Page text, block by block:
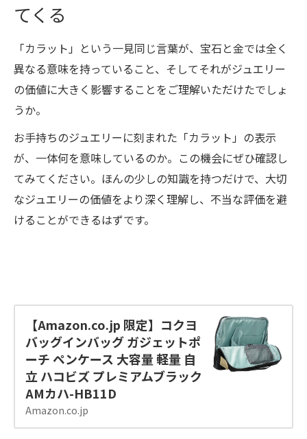
てくる
「カラット」という一見同じ言葉が、宝石と金では全く
異なる意味を持っていること、そしてそれがジュエリー
の価値に大きく影響することをご理解いただけたでしょ
うか。
お手持ちのジュエリーに刻まれた「カラット」の表示
が、一体何を意味しているのか。この機会にぜひ確認し
てみてください。ほんの少しの知識を持つだけで、大切
なジュエリーの価値をより深く理解し、不当な評価を避
けることができるはずです。
【Amazon.co.jp 限定】コクヨ
バッグインバッグ ガジェットポ
ーチ ペンケース 大容量 軽量 自
立 ハコビズ プレミアムブラック
AMカハ-HB11D
Amazon.co.jp